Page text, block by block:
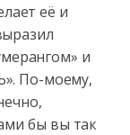
её и
и
По-моему,
бы вы так